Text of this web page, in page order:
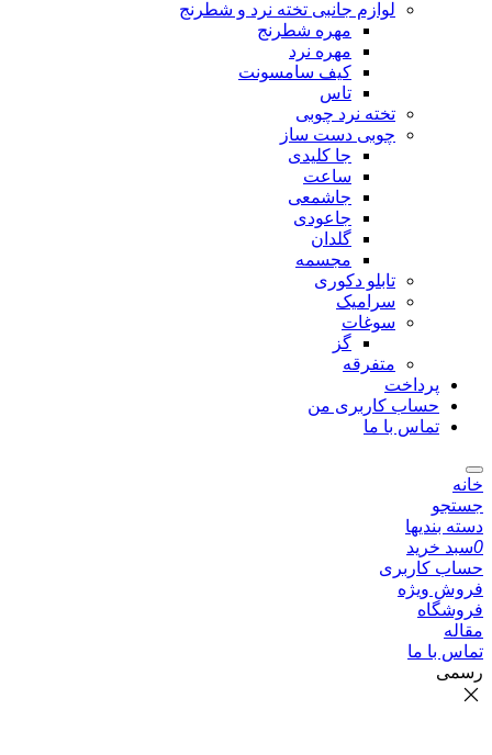
لوازم جانبی تخته نرد و شطرنج
مهره شطرنج
مهره نرد
کیف سامسونت
تاس
تخته نرد چوبی
چوبی دست ساز
جا کلیدی
ساعت
جاشمعی
جاعودی
گلدان
مجسمه
تابلو دکوری
سرامیک
سوغات
گز
متفرقه
پرداخت
حساب کاربری من
تماس با ما
خانه
جستجو
دسته بندیها
0سبد خرید
حساب کاربری
فروش ویژه
فروشگاه
مقاله
تماس با ما
رسمی